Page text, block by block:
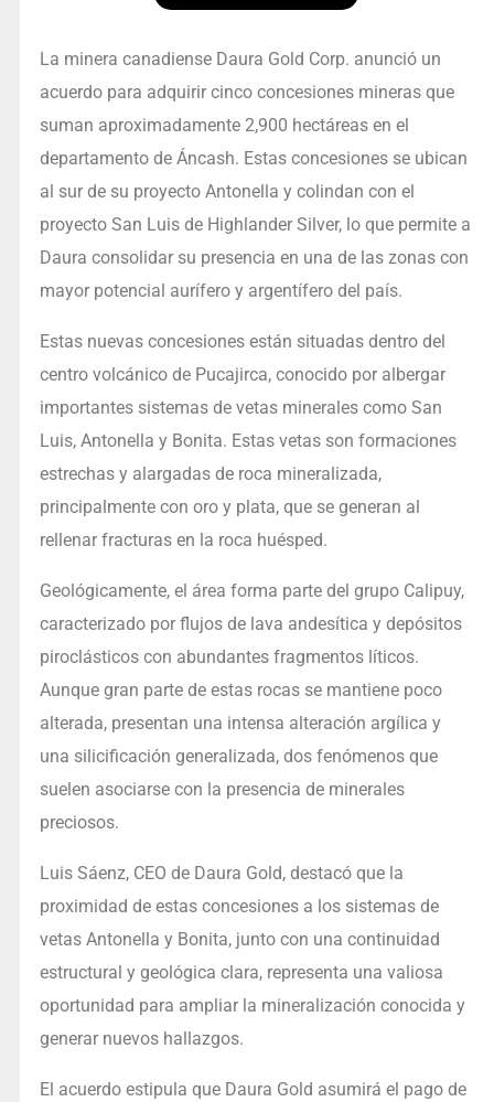
La minera canadiense Daura Gold Corp. anunció un
acuerdo para adquirir cinco concesiones mineras que
suman aproximadamente 2,900 hectáreas en el
departamento de Áncash. Estas concesiones se ubican
al sur de su proyecto Antonella y colindan con el
proyecto San Luis de Highlander Silver, lo que permite a
Daura consolidar su presencia en una de las zonas con
mayor potencial aurífero y argentífero del país.
Estas nuevas concesiones están situadas dentro del
centro volcánico de Pucajirca, conocido por albergar
importantes sistemas de vetas minerales como San
Luis, Antonella y Bonita. Estas vetas son formaciones
estrechas y alargadas de roca mineralizada,
principalmente con oro y plata, que se generan al
rellenar fracturas en la roca huésped.
Geológicamente, el área forma parte del grupo Calipuy,
caracterizado por flujos de lava andesítica y depósitos
piroclásticos con abundantes fragmentos líticos.
Aunque gran parte de estas rocas se mantiene poco
alterada, presentan una intensa alteración argílica y
una silicificación generalizada, dos fenómenos que
suelen asociarse con la presencia de minerales
preciosos.
Luis Sáenz, CEO de Daura Gold, destacó que la
proximidad de estas concesiones a los sistemas de
vetas Antonella y Bonita, junto con una continuidad
estructural y geológica clara, representa una valiosa
oportunidad para ampliar la mineralización conocida y
generar nuevos hallazgos.
El acuerdo estipula que Daura Gold asumirá el pago de